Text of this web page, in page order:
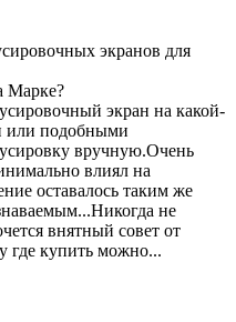
экранов для
Марке?
экран на какой-
или подобными
вручную.Очень
влиял на
оставалось таким же
не
внятный совет от
где купить можно...